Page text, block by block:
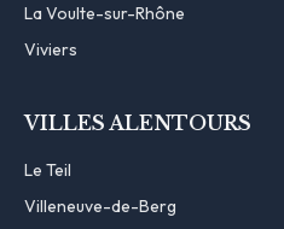
La Voulte-sur-Rhône
Viviers
VILLES ALENTOURS
Le Teil
Villeneuve-de-Berg